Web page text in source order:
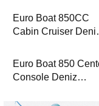
Euro Boat 850CC
Cabin Cruiser
Euro Boat 850
Console Deniz